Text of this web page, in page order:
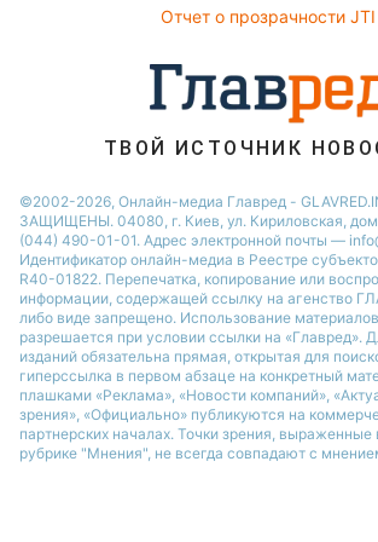
Виталий КозловскийОтчет о прозрачности JTI
ТВОЙ ИСТОЧНИК
©2002-2026, Онлайн-медиа Главред -
ЗАЩИЩЕНЫ. 04080, г. Киев, ул. Кириловская,
(044) 490-01-01. Адрес электронной почты —
Идентификатор онлайн-медиа в Реестре
R40-01822. Перепечатка, копирование или
информации, содержащей ссылку на агенство
либо виде запрещено. Использование
разрешается при условии ссылки на «Главред».
изданий обязательна прямая, открытая для
гиперссылка в первом абзаце на конкретный
плашками «Реклама», «Новости компаний»,
зрения», «Официально» публикуются на
партнерских началах. Точки зрения, выраженные
рубрике "Мнения", не всегда совпадают с